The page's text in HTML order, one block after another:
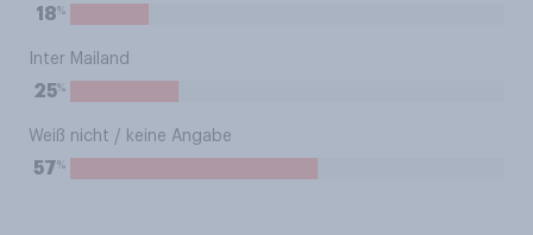
18%
Inter Mailand
25%
Weiß nicht / keine Angabe
57%